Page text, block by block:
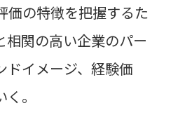
価の特徴を把握するた
相関の高い企業のパー
ドイメージ、経験価
。